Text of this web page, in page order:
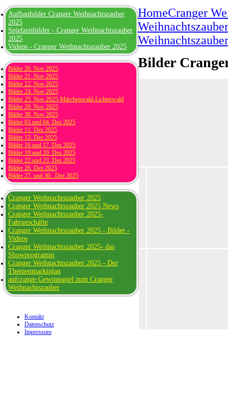
HomeCranger
Bilder
Aufbaubilder Cranger Weihnachtszauber
2025
Spielzeitbilder - Cranger Weihnachtszauber
2025
Videos - Cranger Weihnachtszauber 2025
Bilder 20. Nov 2025
Bilder 21. Nov 2025
Bilder 22. Nov 2025
Bilder 24. Nov 2025
Bilder 25. Nov 2025-Märchenwald-Lichterwald
Bilder 29. Nov 2025
Bilder 30. Nov 2025
Bilder 03.und 04. Dez 2025
Bilder 11. Dez 2025
Bilder 13. Dez 2025
Bilder 16.und 17. Dez 2025
Bilder 19.und 20. Dez 2025
Bilder 22.und 23. Dez 2025
Bilder 26. Dez 2025
Bilder 27. und 30.. Dez 2025
Cranger Weihnachtszauber 2025
Cranger Weihnachtszauber 2025 News
Cranger Weihnachtszauber 2025-
Fahrgeschäfte
Cranger Weihnachtszauber 2025 - Bilder -
Videos
Cranger Weihnachtszauber 2025- das
Showprogramm
Cranger Weihnachtszauber 2025 - Der
Themenmarktplan
aufcrange Gewinnspiel zum Cranger
Weihnachtszauber
Kontakt
Datenschutz
Impressum